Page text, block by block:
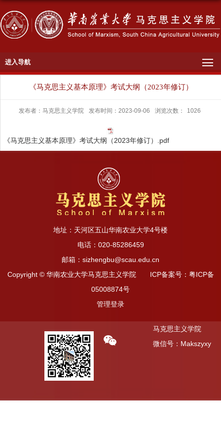
进入导航
《马克思主义基本原理》考试大纲（2023年修订）
发布者：马克思主义学院 发布时间：2023-09-06 浏览次数： 1026
《马克思主义基本原理》考试大纲（2023年修订）.pdf
地址：天河区五山华南农业大学4号楼
电话：020-85286459
邮箱：sizhengbu@scau.edu.cn
Copyright © 华南农业大学马克思主义学院 ICP备案号：粤ICP备
05008874号
管理登录
马克思主义学院
微信号：Makszyxy